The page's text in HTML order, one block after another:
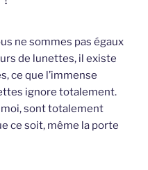
ne sommes pas égaux
de lunettes, il existe
ce que l’immense
ignore totalement.
moi, sont totalement
ce soit, même la porte